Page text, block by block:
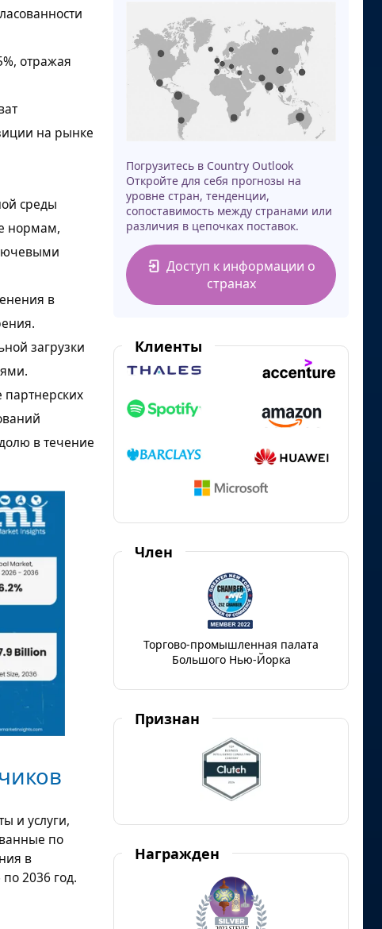
отражая
на рынке
среды
нормам,
в
загрузки
в течение
и услуги,
по
в
2036 год.
Погрузитесь в Country Outlook
Откройте для себя прогнозы на
уровне стран, тенденции,
сопоставимость между странами или
различия в цепочках поставок.
Доступ к информации о
странах
Клиенты
Член
Торгово-промышленная палата
Большого Нью-Йорка
Признан
Награжден